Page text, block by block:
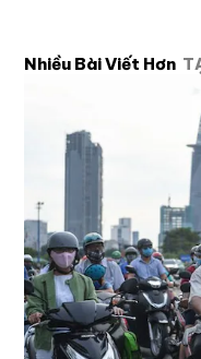
Nhiều Bài Viết Hơn